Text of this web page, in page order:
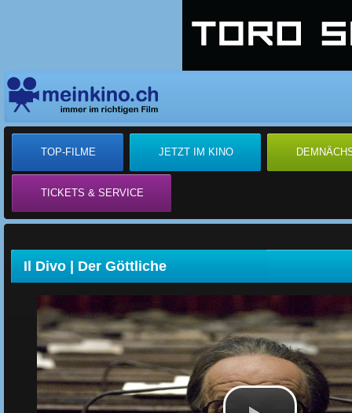
TOP-FILME JETZT IM KINO
TICKETS & SERVICE
Il Divo | Der Göttliche